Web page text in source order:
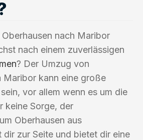
nach Maribor
nach einem zuverlässigen
? Der Umzug von
Maribor kann eine große
vor allem wenn es um die
keine Sorge, der
Oberhausen aus
dir zur Seite und bietet dir eine